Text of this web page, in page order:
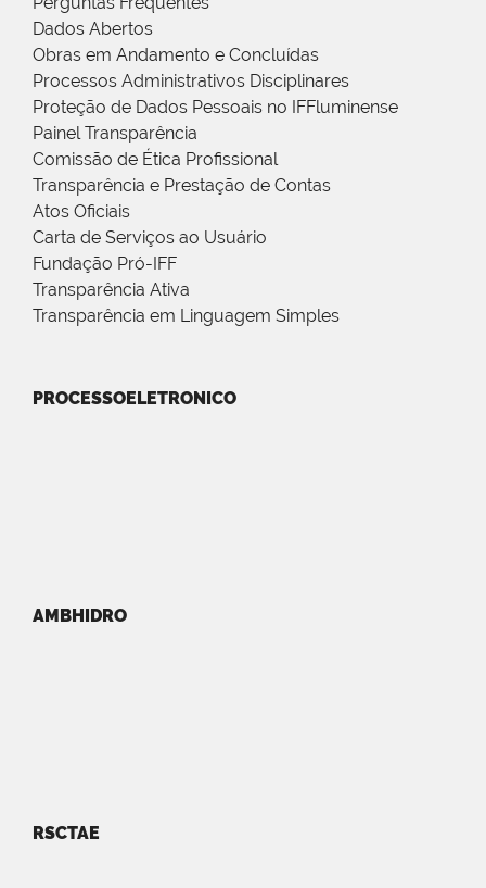
Dados Abertos
Obras em Andamento e Concluídas
Processos Administrativos Disciplinares
Proteção de Dados Pessoais no IFFluminense
Painel Transparência
Comissão de Ética Profissional
Transparência e Prestação de Contas
Atos Oficiais
Carta de Serviços ao Usuário
Fundação Pró-IFF
Transparência Ativa
Transparência em Linguagem Simples
PROCESSOELETRONICO
AMBHIDRO
RSCTAE